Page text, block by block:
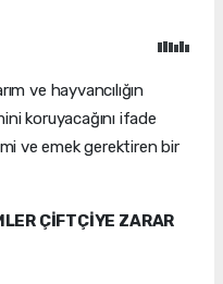
ve hayvancılığın
koruyacağını ifade
ve emek gerektiren bir
ÇİFTÇİYE ZARAR